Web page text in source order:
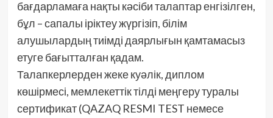
бағдарламаға нақты кәсіби талаптар енгізілген,
бұл – сапалы іріктеу жүргізіп, білім
алушылардың тиімді даярлығын қамтамасыз
етуге бағытталған қадам.
Талапкерлерден жеке куәлік, диплом
көшірмесі, мемлекеттік тілді меңгеру туралы
сертификат (QAZAQ RESMI TEST немесе